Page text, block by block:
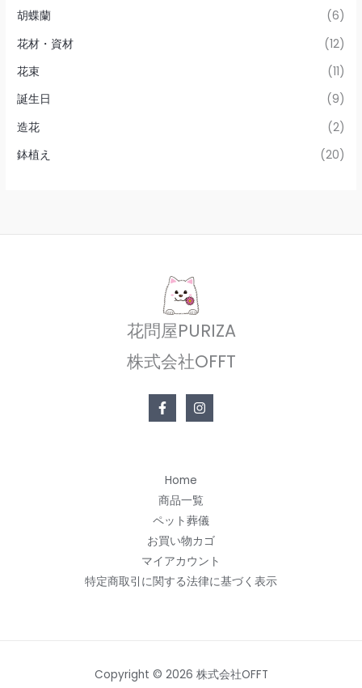
胡蝶蘭
(6)
花材・資材
(12)
花束
(11)
誕生日
(9)
造花
(2)
鉢植え
(20)
花問屋PURIZA
株式会社OFFT
Home
商品一覧
ペット葬儀
お買い物カゴ
マイアカウント
特定商取引に関する法律に基づく表示
Copyright © 2026 株式会社OFFT